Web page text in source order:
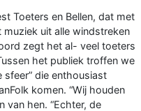
Toeters en Bellen, dat met
uit alle windstreken
zegt het al- veel toeters
het publiek troffen we
sfeer” die enthousiast
komen. “Wij houden
van hen. “Echter, de